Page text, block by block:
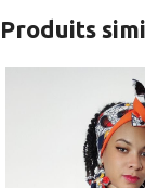
Produits